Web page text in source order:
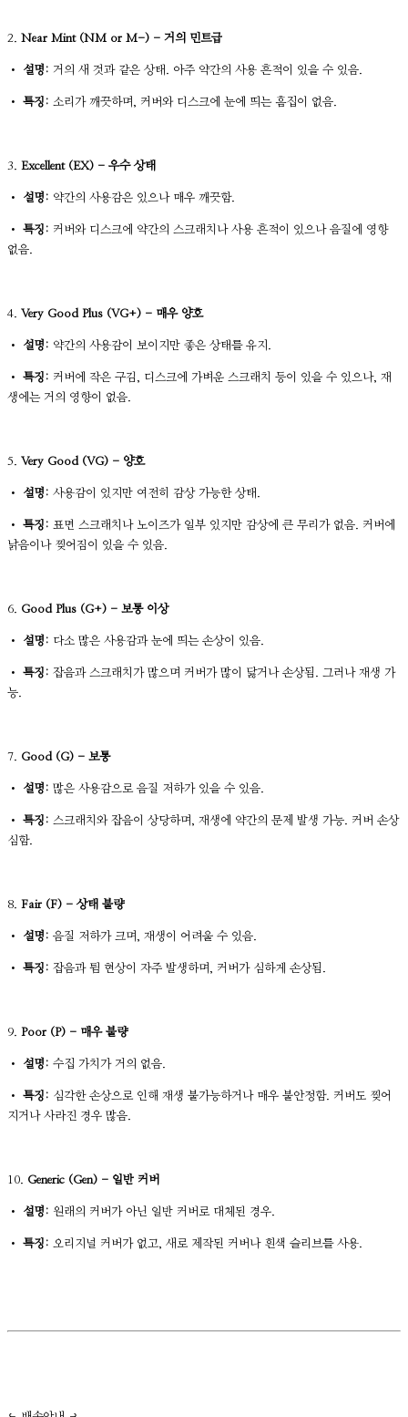
2. Near Mint (NM or M-) - 거의 민트급
• 설명: 거의 새 것과 같은 상태. 아주 약간의 사용 흔적이 있을 수 있음.
• 특징: 소리가 깨끗하며, 커버와 디스크에 눈에 띄는 흠집이 없음.
3. Excellent (EX) - 우수 상태
• 설명: 약간의 사용감은 있으나 매우 깨끗함.
• 특징: 커버와 디스크에 약간의 스크래치나 사용 흔적이 있으나 음질에 영향
없음.
4. Very Good Plus (VG+) - 매우 양호
• 설명: 약간의 사용감이 보이지만 좋은 상태를 유지.
• 특징: 커버에 작은 구김, 디스크에 가벼운 스크래치 등이 있을 수 있으나, 재
생에는 거의 영향이 없음.
5. Very Good (VG) - 양호
• 설명: 사용감이 있지만 여전히 감상 가능한 상태.
• 특징: 표면 스크래치나 노이즈가 일부 있지만 감상에 큰 무리가 없음. 커버에
낡음이나 찢어짐이 있을 수 있음.
6. Good Plus (G+) - 보통 이상
• 설명: 다소 많은 사용감과 눈에 띄는 손상이 있음.
• 특징: 잡음과 스크래치가 많으며 커버가 많이 닳거나 손상됨. 그러나 재생 가
능.
7. Good (G) - 보통
• 설명: 많은 사용감으로 음질 저하가 있을 수 있음.
• 특징: 스크래치와 잡음이 상당하며, 재생에 약간의 문제 발생 가능. 커버 손상
심함.
8. Fair (F) - 상태 불량
• 설명: 음질 저하가 크며, 재생이 어려울 수 있음.
• 특징: 잡음과 튐 현상이 자주 발생하며, 커버가 심하게 손상됨.
9. Poor (P) - 매우 불량
• 설명: 수집 가치가 거의 없음.
• 특징: 심각한 손상으로 인해 재생 불가능하거나 매우 불안정함. 커버도 찢어
지거나 사라진 경우 많음.
10. Generic (Gen) - 일반 커버
• 설명: 원래의 커버가 아닌 일반 커버로 대체된 경우.
• 특징: 오리지널 커버가 없고, 새로 제작된 커버나 흰색 슬리브를 사용.